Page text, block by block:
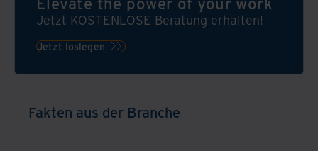
Sie
damit
Menschen
automatisierte
und
sichere
Aufwand,
vermeiden
Jetzt KOSTENLOSE Beratung erhalten!
Jetzt loslegen
Fakten aus der Branche